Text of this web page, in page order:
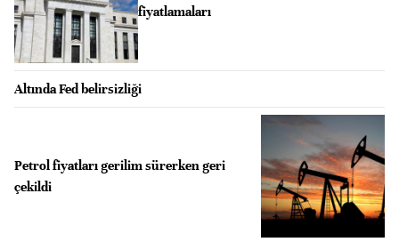
fiyatlamaları
Altında Fed belirsizliği
Petrol fiyatları gerilim sürerken geri
çekildi